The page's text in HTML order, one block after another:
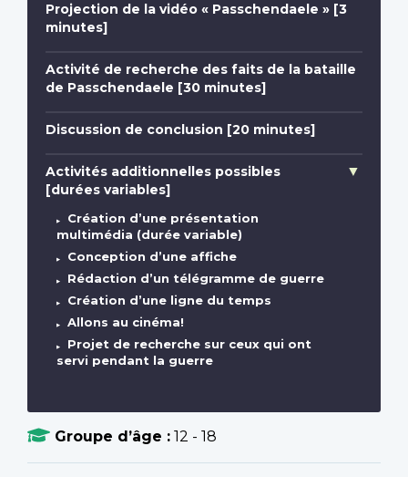
Projection de la vidéo « Passchendaele » [3
minutes]
Activité de recherche des faits de la bataille
de Passchendaele [30 minutes]
Discussion de conclusion [20 minutes]
Activités additionnelles possibles
[durées variables]
Création d’une présentation
multimédia (durée variable)
Conception d’une affiche
Rédaction d’un télégramme de guerre
Création d’une ligne du temps
Allons au cinéma!
Projet de recherche sur ceux qui ont
servi pendant la guerre
Groupe d’âge : 12 - 18